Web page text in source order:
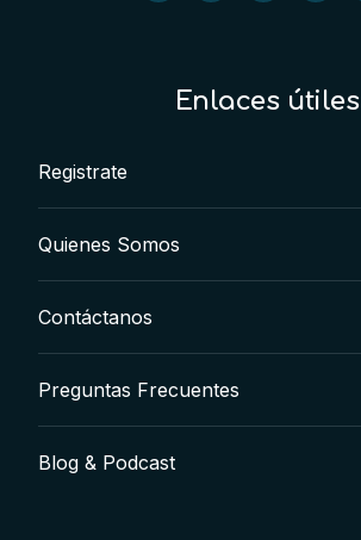
Enlaces útiles
Registrate
Quienes Somos
Contáctanos
Preguntas Frecuentes
Blog & Podcast